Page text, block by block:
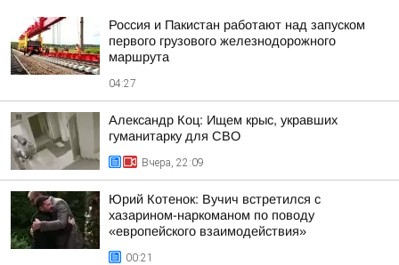
Россия и Пакистан работают над запуском
первого грузового железнодорожного
маршрута
04:27
Александр Коц: Ищем крыс, укравших
гуманитарку для СВО
Вчера, 22:09
Юрий Котенок: Вучич встретился с
хазарином-наркоманом по поводу
«европейского взаимодействия»
00:21